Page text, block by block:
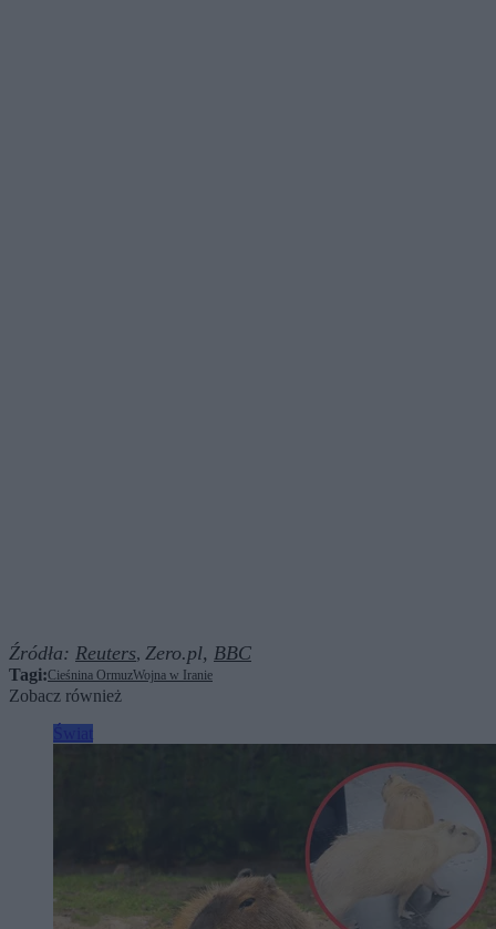
Źródła: Reuters, Zero.pl, BBC
Tagi:Cieśnina OrmuzWojna w Iranie
Zobacz również